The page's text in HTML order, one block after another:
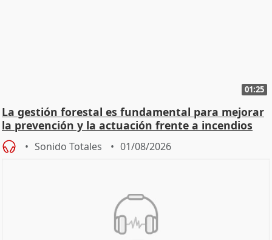
01:25
La gestión forestal es fundamental para mejorar
la prevención y la actuación frente a incendios
Sonido Totales 01/08/2026